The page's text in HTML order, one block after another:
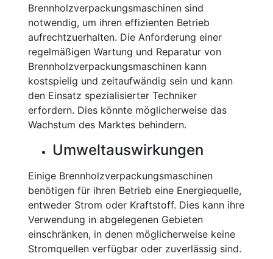
Brennholzverpackungsmaschinen sind
notwendig, um ihren effizienten Betrieb
aufrechtzuerhalten. Die Anforderung einer
regelmäßigen Wartung und Reparatur von
Brennholzverpackungsmaschinen kann
kostspielig und zeitaufwändig sein und kann
den Einsatz spezialisierter Techniker
erfordern. Dies könnte möglicherweise das
Wachstum des Marktes behindern.
Umweltauswirkungen
Einige Brennholzverpackungsmaschinen
benötigen für ihren Betrieb eine Energiequelle,
entweder Strom oder Kraftstoff. Dies kann ihre
Verwendung in abgelegenen Gebieten
einschränken, in denen möglicherweise keine
Stromquellen verfügbar oder zuverlässig sind.